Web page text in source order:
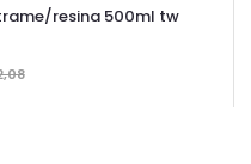
resina 500ml tw